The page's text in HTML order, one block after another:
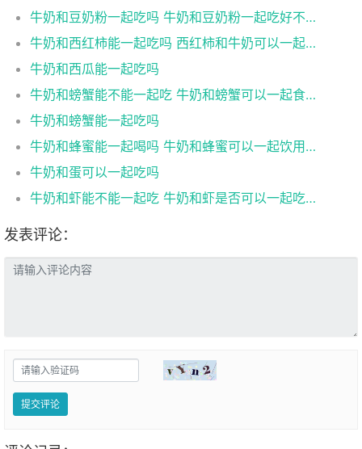
牛奶和豆奶粉一起吃吗 牛奶和豆奶粉一起吃好不好
牛奶和西红柿能一起吃吗 西红柿和牛奶可以一起吃吗
牛奶和西瓜能一起吃吗
牛奶和螃蟹能不能一起吃 牛奶和螃蟹可以一起食用吗
牛奶和螃蟹能一起吃吗
牛奶和蜂蜜能一起喝吗 牛奶和蜂蜜可以一起饮用吗
牛奶和蛋可以一起吃吗
牛奶和虾能不能一起吃 牛奶和虾是否可以一起吃呢
发表评论：
提交评论